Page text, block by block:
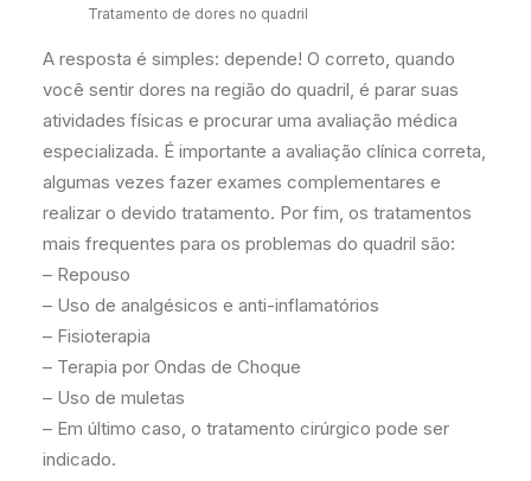
Tratamento de dores no quadril
A resposta é simples: depende! O correto, quando
você sentir dores na região do quadril, é parar suas
atividades físicas e procurar uma avaliação médica
especializada. É importante a avaliação clínica correta,
algumas vezes fazer exames complementares e
realizar o devido tratamento. Por fim, os tratamentos
mais frequentes para os problemas do quadril são:
– Repouso
– Uso de analgésicos e anti-inflamatórios
– Fisioterapia
– Terapia por Ondas de Choque
– Uso de muletas
– Em último caso, o tratamento cirúrgico pode ser
indicado.